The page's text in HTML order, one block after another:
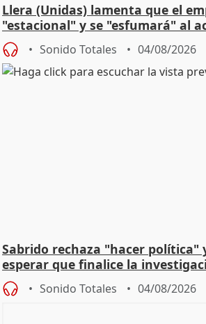
Llera (Unidas) lamenta que el
"estacional" y se "esfumará" al
Sonido Totales 04/08/2026
Sabrido rechaza "hacer política"
esperar que finalice la
Sonido Totales 04/08/2026